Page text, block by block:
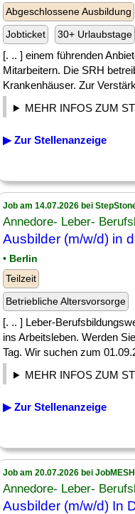
Abgeschlossene Ausbildung
Jobticket
30+ Urlaubstage
[. .. ] einem führenden
Mitarbeitern. Die SRH
Krankenhäuser. Zur
MEHR INFOS ZUM
▶ Zur Stellenanzeige
Job am 14.07.2026 bei
Annedore- Leber-
Ausbilder (m/w/d) in
• Berlin
Teilzeit
Betriebliche Altersvorsorge
[. .. ] Leber-
ins Arbeitsleben. Werden
Tag. Wir suchen zum
MEHR INFOS ZUM
▶ Zur Stellenanzeige
Job am 20.07.2026 bei
Annedore- Leber-
Ausbilder (m/w/d) In